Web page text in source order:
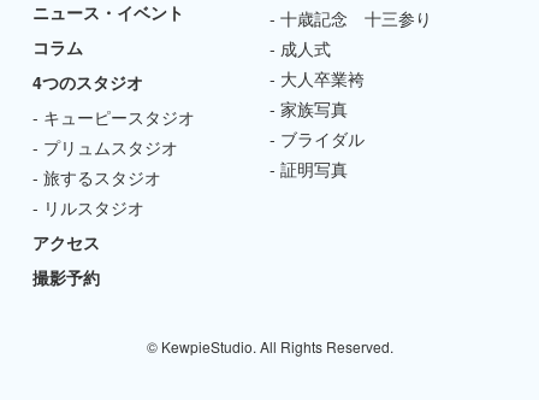
ニュース・イベント
コラム
4つのスタジオ
キューピースタジオ
プリュムスタジオ
旅するスタジオ
リルスタジオ
アクセス
撮影予約
十歳記念 十三参り
成人式
大人卒業袴
家族写真
ブライダル
証明写真
© KewpieStudio. All Rights Reserved.